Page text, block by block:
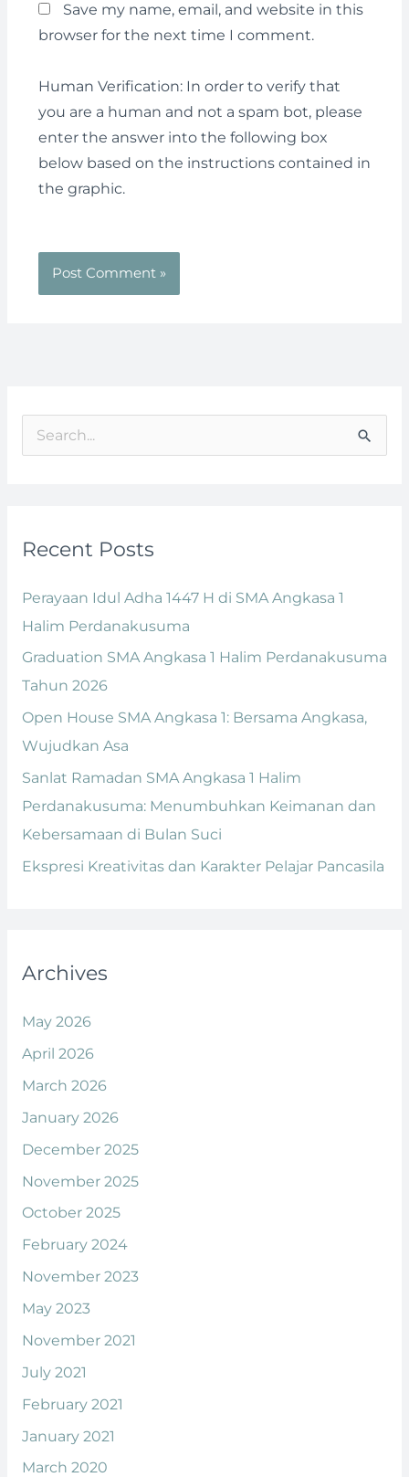
c
r
Recent Posts
Perayaan Idul Adha 1447 H di SMA Angkasa 1
Halim Perdanakusuma
Graduation SMA Angkasa 1 Halim Perdanakusuma
Tahun 2026
Open House SMA Angkasa 1: Bersama Angkasa,
Wujudkan Asa
Sanlat Ramadan SMA Angkasa 1 Halim
Perdanakusuma: Menumbuhkan Keimanan dan
Kebersamaan di Bulan Suci
Ekspresi Kreativitas dan Karakter Pelajar Pancasila
Archives
May 2026
April 2026
March 2026
January 2026
December 2025
November 2025
October 2025
February 2024
November 2023
May 2023
November 2021
July 2021
February 2021
January 2021
March 2020
Save my name, email, and website in this
browser for the next time I comment.
Human Verification: In order to verify that
you are a human and not a spam bot, please
enter the answer into the following box
below based on the instructions contained in
the graphic.